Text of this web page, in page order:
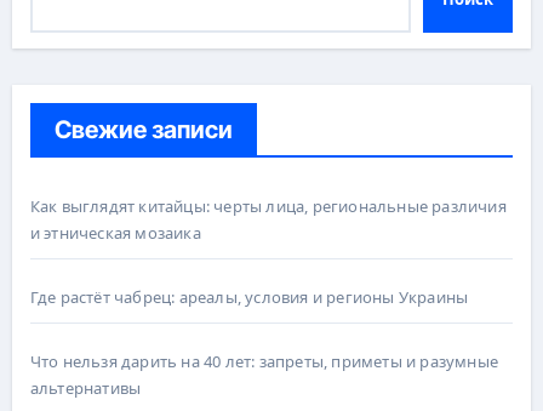
Свежие записи
Как выглядят китайцы: черты лица, региональные различия
и этническая мозаика
Где растёт чабрец: ареалы, условия и регионы Украины
Что нельзя дарить на 40 лет: запреты, приметы и разумные
альтернативы